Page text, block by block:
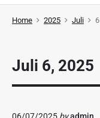
o
Home 2025 Juli 6
Juli 6, 2025